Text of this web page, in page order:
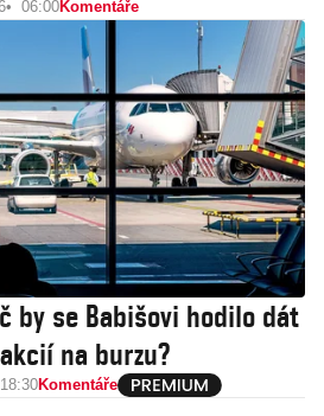
06:00Komentáře
by se Babišovi hodilo dát
na burzu?
18:30Komentáře